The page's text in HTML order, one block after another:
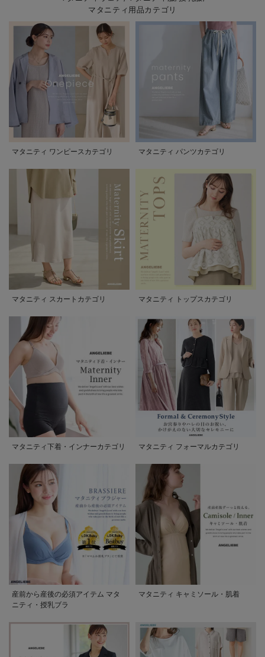
マタニティ用品カテゴリ
マタニティ ワンピースカテゴリ マタニティ パンツカテゴリ
マタニティ スカートカテゴリ マタニティ トップスカテゴリ
マタニティ下着・インナーカテゴリ マタニティ フォーマルカテゴリ
産前から産後の必須アイテム マタ
ニティ・授乳ブラ
マタニティ キャミソール・肌着